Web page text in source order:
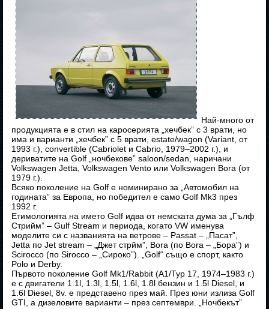
Най-много от
продукцията е в стил на каросерията „хечбек” с 3 врати, но
има и варианти „хечбек” с 5 врати, estate/wagon (Variant, от
1993 г.), convertible (Cabriolet и Cabrio, 1979–2002 г.), и
дериватите на Golf „ночбекове” saloon/sedan, наричани
Volkswagen Jetta, Volkswagen Vento или Volkswagen Bora (от
1979 г.).
Всяко поколение на Golf е номинирано за „Автомобил на
годината” за Европа, но победител е само Golf Mk3 през
1992 г.
Етимологията на името Golf идва от немската дума за „Гълф
Стрийм” – Gulf Stream и периода, когато VW именува
моделите си с названията на ветрове – Passat – „Пасат”,
Jetta по Jet stream – „Джет стрйм”, Bora (по Bora – „Бора”) и
Scirocco (по Sirocco – „Сироко”). „Golf“ също е спорт, както
Polo и Derby.
Първото поколение Golf Mk1/Rabbit (A1/Typ 17, 1974–1983 г.)
е с двигатели 1.1l, 1.3l, 1.5l, 1.6l, 1.8l бензин и 1.5l Diesel, и
1.6l Diesel, 8v. е представено през май. През юни излиза Golf
GTI, а дизеловите варианти – през септември. „Ночбекът”